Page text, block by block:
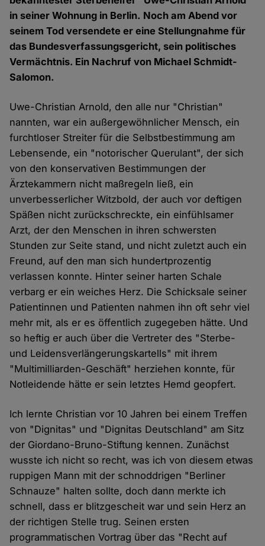
in seiner Wohnung in Berlin. Noch am Abend vor
seinem Tod versendete er eine Stellungnahme für
das Bundesverfassungsgericht, sein politisches
Vermächtnis. Ein Nachruf von Michael Schmidt-
Salomon.
Uwe-Christian Arnold, den alle nur "Christian"
nannten, war ein außergewöhnlicher Mensch, ein
furchtloser Streiter für die Selbstbestimmung am
Lebensende, ein "notorischer Querulant", der sich
von den konservativen Bestimmungen der
Ärztekammern nicht maßregeln ließ, ein
unverbesserlicher Witzbold, der auch vor deftigen
Späßen nicht zurückschreckte, ein einfühlsamer
Arzt, der den Menschen in ihren schwersten
Stunden zur Seite stand, und nicht zuletzt auch ein
Freund, auf den man sich hundertprozentig
verlassen konnte. Hinter seiner harten Schale
verbarg er ein weiches Herz. Die Schicksale seiner
Patientinnen und Patienten nahmen ihn oft sehr viel
mehr mit, als er es öffentlich zugegeben hätte. Und
so heftig er auch über die Vertreter des "Sterbe-
und Leidensverlängerungskartells" mit ihrem
"Multimilliarden-Geschäft" herziehen konnte, für
Notleidende hätte er sein letztes Hemd geopfert.
Ich lernte Christian vor 10 Jahren bei einem Treffen
von "Dignitas" und "Dignitas Deutschland" am Sitz
der Giordano-Bruno-Stiftung kennen. Zunächst
wusste ich nicht so recht, was ich von diesem etwas
ruppigen Mann mit der schnoddrigen "Berliner
Schnauze" halten sollte, doch dann merkte ich
schnell, dass er blitzgescheit war und sein Herz an
der richtigen Stelle trug. Seinen ersten
programmatischen Vortrag über das "Recht auf